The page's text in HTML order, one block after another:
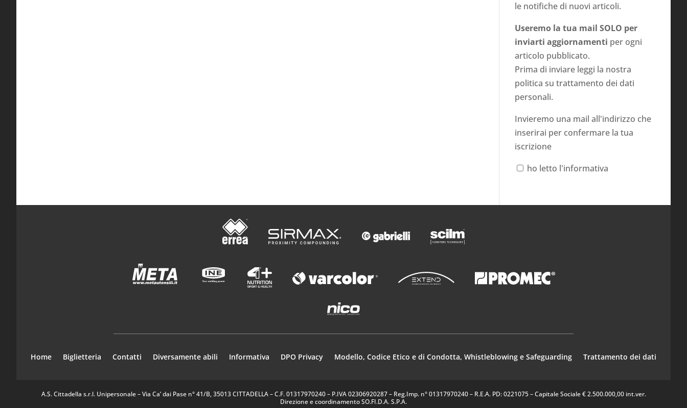
le notifiche di nuovi articoli.
Useremo la tua mail SOLO per
inviarti aggiornamenti per ogni
articolo pubblicato.
Prima di inviare leggi la nostra
politica su trattamento dei dati
personali.
Invieremo una mail all'indirizzo che
inserirai per confermare la tua
iscrizione
ho letto l'informativa
Home Biglietteria Contatti Diversamente abili Informativa DPO Privacy Modello, Codice Etico e di Condotta, Whistleblowing e Safeguarding Trattamento dei dati
A.S. Cittadella s.r.l. Unipersonale – Via Ca’ dai Pase n° 41/B, 35013 CITTADELLA – C.F. 01317970240 – P.IVA 02306920287 – Reg.Imp. n° 01317970240 – R.E.A. PD: 0221075 – Capitale Sociale € 2.500.000,00 int.ver.
Direzione e coordinamento SO.FI.D.A. S.P.A.